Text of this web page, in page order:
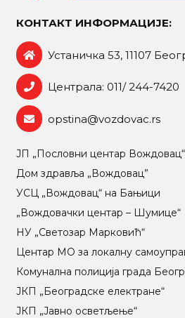
КОНТАКТ ИНФОРМАЦИЈЕ:
Устаничка 53, 11107
Централа: 011/ 244-7420
opstina@vozdovac.rs
ЈП „Пословни центар Вождовац“
Дом здравља „Вождовац”
УСЦ „Вождовац“ на Бањици
„Вождовачки центар – Шумице“
НУ „Светозар Марковић“
Центар МO за локалну
Комунална полиција града
ЈКП „Београдске електране“
ЈКП „Јавно осветљење“